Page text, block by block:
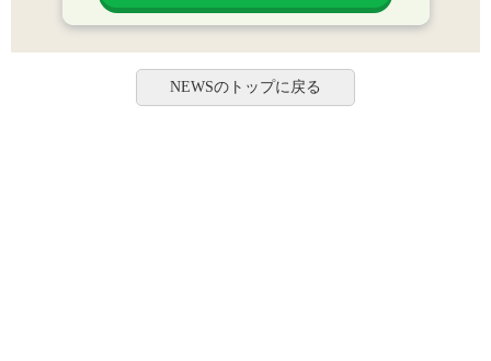
NEWSのトップに戻る